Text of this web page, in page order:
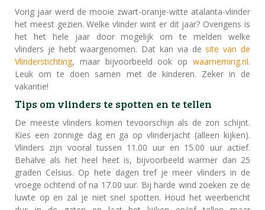
Vorig jaar werd de mooie zwart-oranje-witte atalanta-vlinder
het meest gezien. Welke vlinder wint er dit jaar? Overigens is
het het hele jaar door mogelijk om te melden welke
vlinders je hebt waargenomen. Dat kan via desite van de
Vlinderstichting, maar bijvoorbeeld ook op waarneming.nl.
Leuk om te doen samen met de kinderen. Zeker in de
vakantie!
Tips om vlinders te spotten en te tellen
De meeste vlinders komen tevoorschijn als de zon schijnt.
Kies een zonnige dag en ga op vlinderjacht (alleen kijken).
Vlinders zijn vooral tussen 11.00 uur en 15.00 uur actief.
Behalve als het heel heet is, bijvoorbeeld warmer dan 25
graden Celsius. Op hete dagen tref je meer vlinders in de
vroege ochtend of na 17.00 uur. Bij harde wind zoeken ze de
luwte op en zal je niet snel spotten. Houd het weerbericht